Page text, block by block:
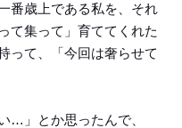
番歳上である私を、それ
て集って」育ててくれた
って、「今回は奢らせて
…」とか思ったんで、